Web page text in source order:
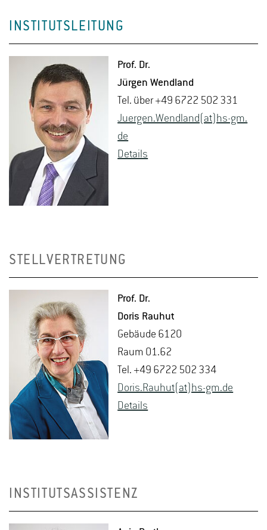
INSTITUTSLEITUNG
Prof. Dr.
Jür­gen Wend­land
Tel. über +49 6722 502 331
Ju­er­gen.Wend­land(at)hs-​gm.​
de
De­tails
STELLVERTRETUNG
Prof. Dr.
Doris Rau­hut
Ge­bäu­de 6120
Raum 01.62
Tel. +49 6722 502 334
Doris.​Rauhut(at)hs-​gm.​de
De­tails
INSTITUTSASSISTENZ